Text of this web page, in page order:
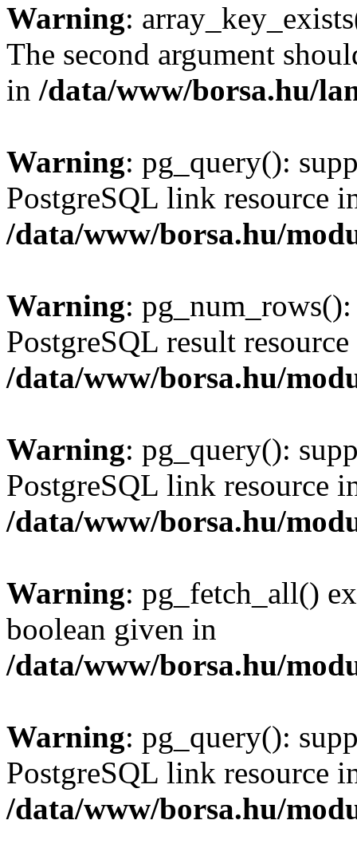
Warning:
The second argument
in /data/www/borsa.hu/
Warning: pg_query():
PostgreSQL link resource
/data/www/borsa.hu/
Warning:
PostgreSQL result
/data/www/borsa.hu/
Warning: pg_query():
PostgreSQL link resource
/data/www/borsa.hu/
Warning: pg_fetch_all()
boolean given in
/data/www/borsa.hu/
Warning: pg_query():
PostgreSQL link resource
/data/www/borsa.hu/